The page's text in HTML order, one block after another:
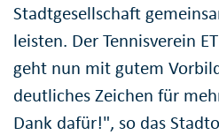
Stadtgesellschaft
leisten. Der Tennisverein
geht nun mit gutem
deutliches Zeichen für
Dank dafür!", so das